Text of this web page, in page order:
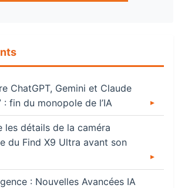
ChatGPT, Gemini et Claude
: fin du monopole de l’IA
les détails de la caméra
du Find X9 Ultra avant son
: Nouvelles Avancées IA